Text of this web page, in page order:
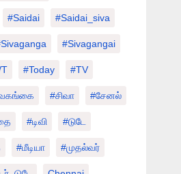
#saidai #saidai_siva
#sivagangai
#today #TV
#சிவா #சேனல்
#டிவி #டுடே
#மீடியா #முதல்வர்